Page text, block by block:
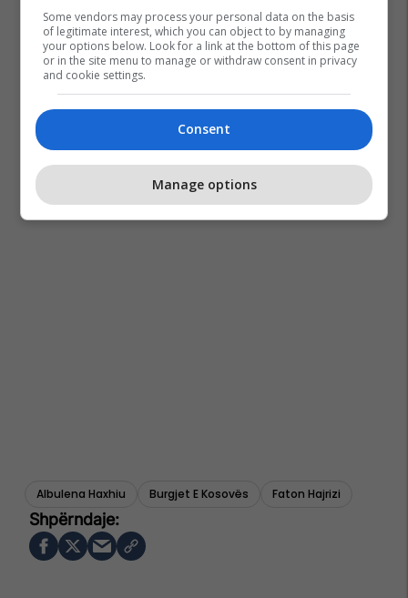
Albulena Haxhiu Burgjet E Kosovës Faton Hajrizi
Some vendors may process your personal data on the basis
of legitimate interest, which you can object to by managing
your options below. Look for a link at the bottom of this page
or in the site menu to manage or withdraw consent in privacy
and cookie settings.
Consent
Manage options